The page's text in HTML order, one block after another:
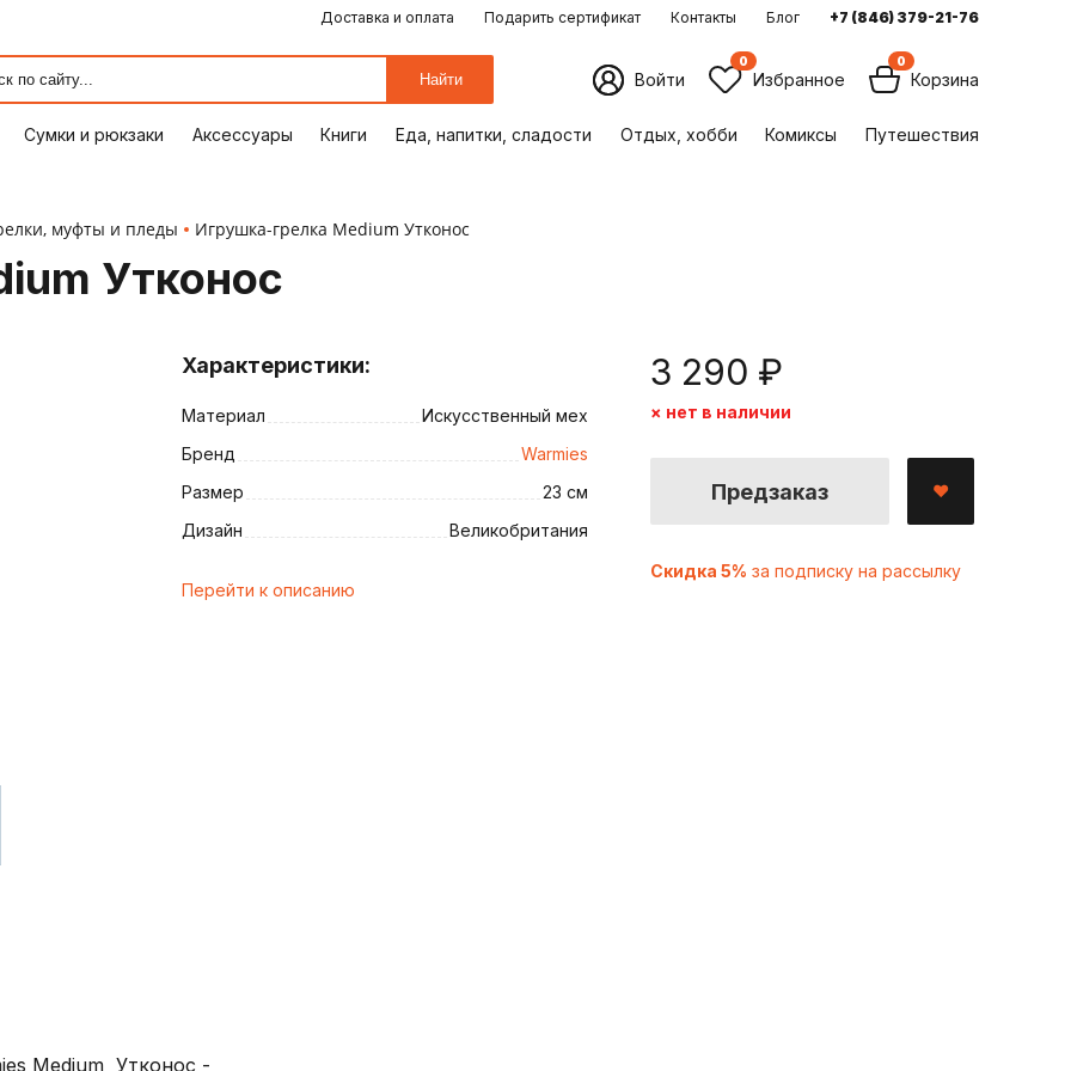
Доставка и оплата Подарить сертификат Контакты Блог +7 (846) 379-21-76
Найти Войти
0
Избранное
0
Корзина
Сумки и рюкзаки Аксессуары Книги Еда, напитки, сладости Отдых, хобби Комиксы Путешествия
ПОДАРКИ
СУМКИ И РЮКЗАКИ
АКСЕССУАРЫ
ЕДА, НАПИТКИ, СЛАДОСТИ
ОТДЫХ, ХОББИ
КОМИКСЫ
ПУТЕШЕСТВИЯ
муфты и пледы Игрушка-грелка Medium Утконос
Утконос
Характеристики:
Материал
Искусственный мех
Бренд
Warmies
Размер
23 см
Дизайн
Великобритания
Перейти к описанию
3 290 ₽
× нет в наличии
Предзаказ
Скидка 5% за подписку на рассылку
Medium Утконос -